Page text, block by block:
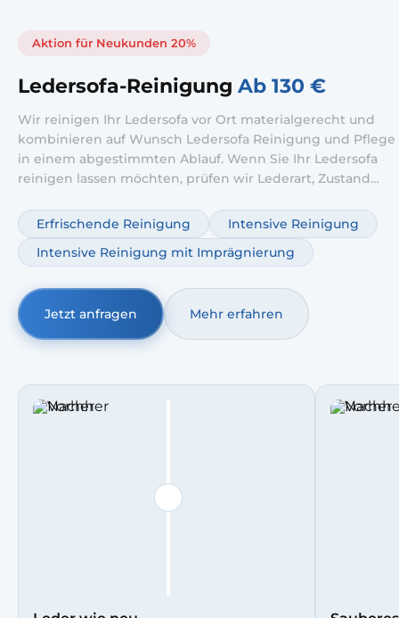
Aktion für Neukunden 20%
Ledersofa-Reinigung Ab 130 €
Wir reinigen Ihr Ledersofa vor Ort materialgerecht und
kombinieren auf Wunsch Ledersofa Reinigung und Pflege
in einem abgestimmten Ablauf. Wenn Sie Ihr Ledersofa
reinigen lassen möchten, prüfen wir Lederart, Zustand
Ergänzend ist ein Ledersofa Pflege Service möglich, damit
das Leder geschmeidig bleibt und länger gut aussieht.
Erfrischende Reinigung
Intensive Reinigung
Intensive Reinigung mit Imprägnierung
Jetzt anfragen Mehr erfahren